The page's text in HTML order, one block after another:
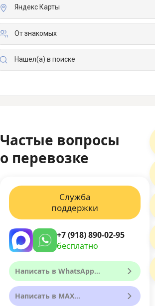
Яндекс Карты
От знакомых
Нашел(а) в поиске
Частые вопросы
о перевозке
Служба
поддержки
+7 (918) 890-02-95
бесплатно
Написать в WhatsApp...
Написать в MAX...